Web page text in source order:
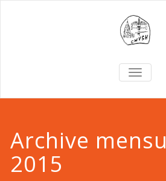
TOGGLE
Archive
2015